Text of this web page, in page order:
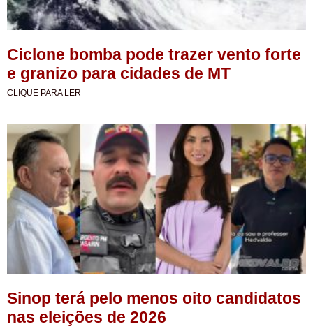
Ciclone bomba pode trazer vento forte
e granizo para cidades de MT
CLIQUE PARA LER
Sinop terá pelo menos oito candidatos
nas eleições de 2026